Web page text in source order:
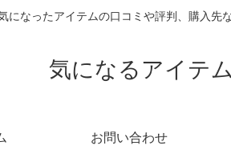
になったアイテムの口コミや評判、購入先
気になるアイテ
お問い合わせ